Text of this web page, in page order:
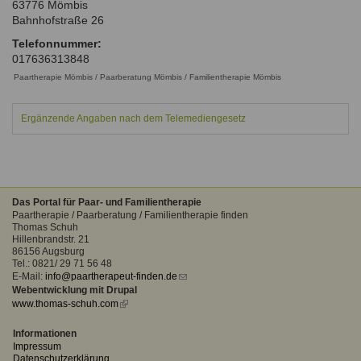
Qualitätssicherung
Qualität unserer Therapeuten
Familienthemen
Systemischer Ansatz
Ausbildungsinstitute
Information über Qualifikation
Liste der Fachverbände
vergessen?
Anmelden
Sitemap
Links
Formular zur Registrierung
63776 Mömbis
Bahnhofstraße 26
Telefonnummer:
017636313848
Paartherapie Mömbis / Paarberatung Mömbis / Familientherapie Mömbis
Ergänzende Angaben nach dem Telemediengesetz
Das Portal für Paar- und Familientherapie
Paartherapie / Paarberatung / Familientherapie finden
Thomas Schuh
Hillenbrandstr. 21
86156 Augsburg
Tel.: 0821/ 29 71 56 48
E-Mail: info@paartherapeut-finden.de (link
Webentwicklung mit Drupal
www.thomas-schuh.com(link
Informationen
Impressum
Datenschutzerklärung